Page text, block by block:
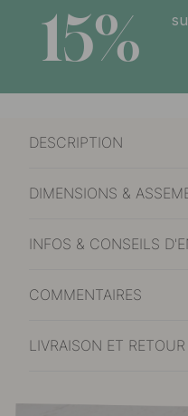
15%
DESCRIPTION
DIMENSIONS &
INFOS & CONSEILS
COMMENTAIRES
LIVRAISON ET RETOUR